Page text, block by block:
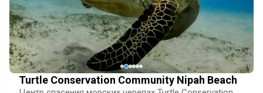
Turtle Conservation Community Nipah Beach